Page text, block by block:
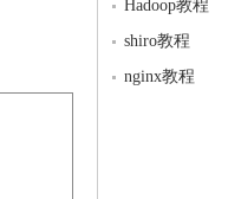
Hadoop教程
shiro教程
nginx教程